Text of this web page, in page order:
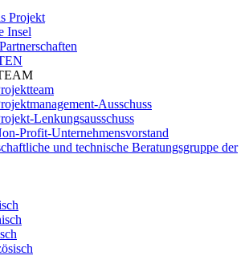
Projekt
Insel
Ausschuss
Lenkungsausschuss
Profit-Unternehmensvorstand
und technische Beratungsgruppe der